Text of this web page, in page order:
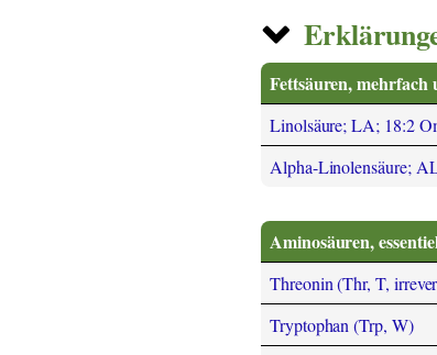
Fettsäuren, mehrfach
Linolsäure; LA; 18:2
Alpha-Linolensäure;
Aminosäuren,
Threonin (Thr, T,
Tryptophan (Trp, W)